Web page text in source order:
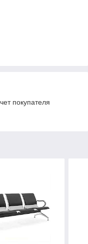
покупателя